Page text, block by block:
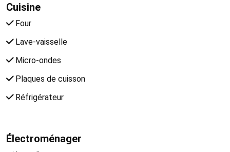
Cuisine
Four
Lave-vaisselle
Micro-ondes
Plaques de cuisson
Réfrigérateur
Électroménager